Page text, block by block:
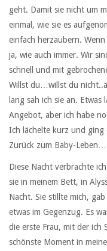
geht. Damit sie nicht um
einmal, wie sie es
einfach herzaubern.
ja, wie auch immer. Wir
schnell und mit
Willst du…willst du
lang sah ich sie an.
Angebot, aber ich habe
Ich lächelte kurz und ging
Zurück zum Baby-Leben…
Diese Nacht verbrachte
sie in meinem Bett, in
Nacht. Sie stillte mich,
etwas im Gegenzug. Es
die erste Frau, mit der ich
schönste Moment in